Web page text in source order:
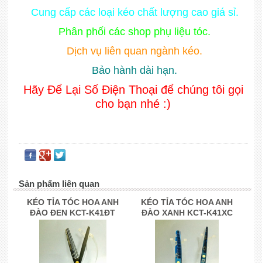
Cung cấp các loại kéo chất lượng cao giá sỉ.
Phân phối các shop phụ liệu tóc.
Dịch vụ liên quan ngành kéo.
Bảo hành dài hạn.
Hãy Để Lại Số Điện Thoại để chúng tôi gọi
cho bạn nhé :)
Sản phẩm liên quan
KÉO TỈA TÓC HOA ANH
ĐÀO ĐEN KCT-K41ĐT
KÉO TỈA TÓC HOA ANH
ĐÀO XANH KCT-K41XC